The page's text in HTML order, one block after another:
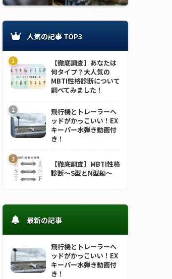
人気の記事 TOP3
【徹底調査】あなたは
何タイプ？大人気の
MBTI性格診断について
調べてみました！
飛行機とトレーラーヘ
ッドがかっこいい！EX
キーパー水弾き動画付
き！
【徹底調査】MBTI性格
診断～S型とN型編～
最新の記事
飛行機とトレーラーヘ
ッドがかっこいい！EX
キーパー水弾き動画付
き！